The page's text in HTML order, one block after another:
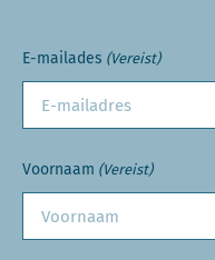
E-mailades (Vereist)
Voornaam (Vereist)